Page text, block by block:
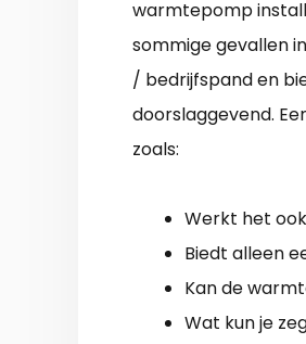
warmtepomp
sommige gevallen
/ bedrijfspand en
doorslaggevend.
zoals:
Werkt het
Biedt alleen
Kan de
Wat kun je